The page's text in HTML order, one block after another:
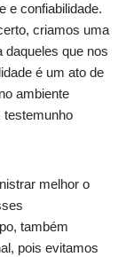
e confiabilidade.
criamos uma
daqueles que nos
é um ato de
ambiente
testemunho
melhor o
também
pois evitamos